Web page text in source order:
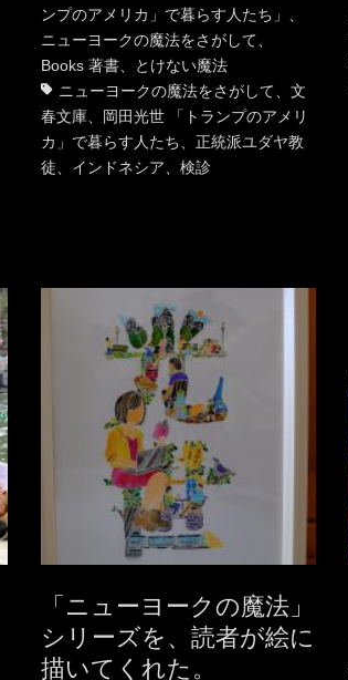
テ
ゴ
リ
ー
ンプのアメリカ」で暮らす人たち」
ニューヨークの魔法をさがして
Books 著書、 とけない魔法
ニューヨークの魔法をさがして
文
春文庫、
岡田光世 「トランプのアメリ
カ」で暮らす人たち
正統派ユダヤ教
徒
インドネシア 検診
「ニューヨークの魔法」
シリーズを、読者が絵に
描いてくれた。